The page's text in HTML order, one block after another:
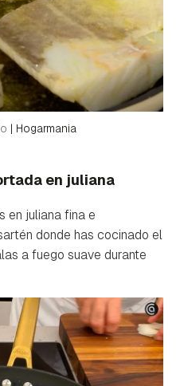
| Hogarmania
en juliana
en juliana fina e
donde has cocinado el
a fuego suave durante